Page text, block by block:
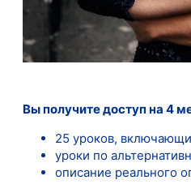
Вы получите доступ на 4
25 уроков,
уроки по
описание реального